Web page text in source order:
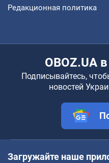
Редакционная политика
OBOZ.UA
Подписывайтесь,
новостей
Загружайте наше